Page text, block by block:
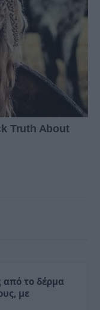
από το δέρμα
με